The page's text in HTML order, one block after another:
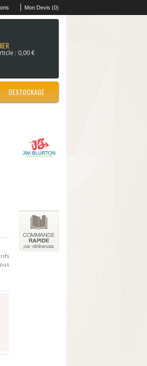
Mon Devis (0)
: 0,00 €
DESTOCKAGE